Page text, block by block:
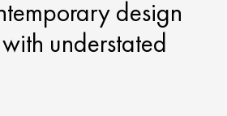
design
understated